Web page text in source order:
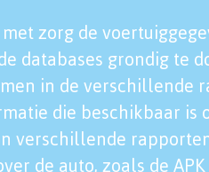
zorg de
databases grondig te
in de verschillende
die beschikbaar is
verschillende
de auto, zoals de